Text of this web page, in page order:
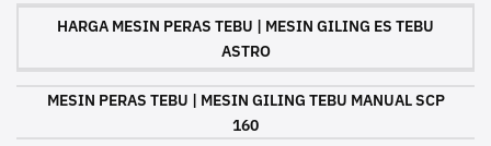
HARGA MESIN PERAS TEBU | MESIN GILING ES TEBU
ASTRO
MESIN PERAS TEBU | MESIN GILING TEBU MANUAL SCP
160